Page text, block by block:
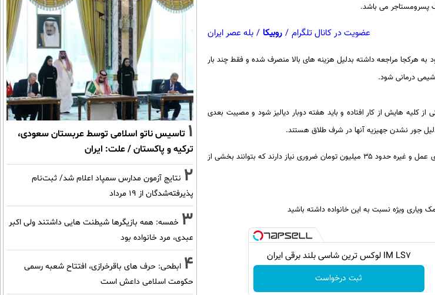
عضویت در کانال تلگرام / روبیکا / بله عصر ایران
هرکجا مراجعه داشته بدلیل هزینه های بالا منصرف شده و فقط چند بار
درمانی شود.
دختر ۲۶ ساله اش است که یکی از کلیه هایش از کار افتاده و باید هفته دوبار دیالیز شود و مصیبت بعدی
جور نشدن جهیزیه آنها در شرف طلاق هستند.
از آنجا که این خانواده هیچ منبع درآمدی ندارند و باتوجه به هزینه های عمل و غیره حدود ۳۵ میلیون تومان ضروری نیاز دارند که بتوانند بخشی از
ویژه نسبت به این خانواده داشته باشید
IM LS7 لوکس ترین شاسی بلند برقی ایران
ثبت درخواست
1 تاسیس ناتو اسلامی توسط عربستان سعودی،
ترکیه و پاکستان / علت: ایران
2 نتایج آزمون مدارس سمپاد اعلام شد/ ثبت‌نام
پذیرفته‌شدگان از ۱۹ مرداد
3 خمسه: همه بازیگرها شیطنت هایی داشتند ولی اکبر
عبدی، مرد خانواده بود
4 ابطحی: حرف های باقرخرازی، افتتاح شعبه رسمی
حکومت اسلامی داعش است